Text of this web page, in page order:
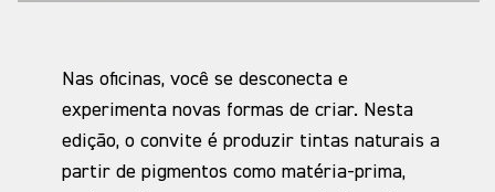
Nas oficinas, você se desconecta e
experimenta novas formas de criar. Nesta
edição, o convite é produzir tintas naturais a
partir de pigmentos como matéria-prima,